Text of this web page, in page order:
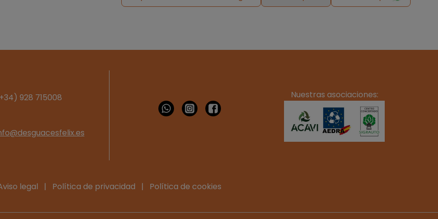
928 715008 Nuestras asociaciones:
legal | Política de privacidad | Política de cookies